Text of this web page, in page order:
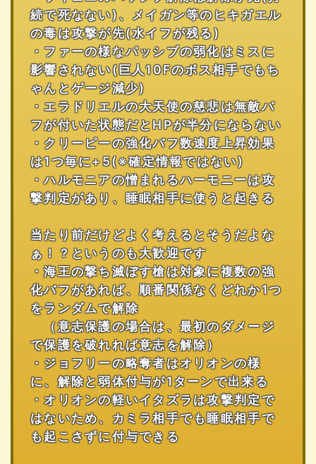
続で死なない)、メイガン等のヒキガエル
の毒は攻撃が先(水イフが残る)
・ファーの様なパッシブの弱化はミスに
影響されない(巨人10Fのボス相手でもち
ゃんとゲージ減少)
・エラドリエルの大天使の慈悲は無敵バ
フが付いた状態だとHPが半分にならない
・クリーピーの強化バフ数速度上昇効果
は1つ毎に+5(※確定情報ではない)
・ハルモニアの憎まれるハーモニーは攻
撃判定があり、睡眠相手に使うと起きる
当たり前だけどよく考えるとそうだよな
ぁ！？というのも大歓迎です
・海王の撃ち滅ぼす槍は対象に複数の強
化バフがあれば、順番関係なくどれか1つ
をランダムで解除
（意志保護の場合は、最初のダメージ
で保護を破れれば意志を解除）
・ジョフリーの略奪者はオリオンの様
に、解除と弱体付与が1ターンで出来る
・オリオンの軽いイタズラは攻撃判定で
はないため、カミラ相手でも睡眠相手で
も起こさずに付与できる